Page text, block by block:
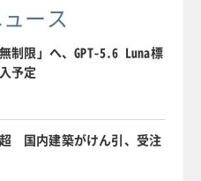
ース
制限」へ、GPT-5.6 Luna標
予定
国内建築がけん引、受注